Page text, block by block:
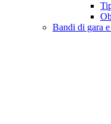
Bandi di gara